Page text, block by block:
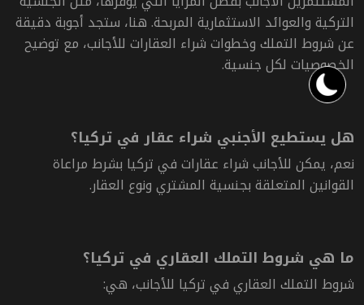
التركية والعوائد الاستثمارية المربحة. هنا، ستجد أجوبة دقيقة
عن شروط التملك وخطوات شراء العقارات للأجانب، مع توضيح
الخصوصيات لكل جنسية.
هل يستطيع الأجنبي شراء عقار في تركيا؟
نعم، يمكن للأجانب شراء عقارات في تركيا بشرط مراعاة
القوانين المتعلقة بجنسية المشتري ونوع العقار.
ما هي شروط التملك العقاري في تركيا؟
شروط التملك العقاري في تركيا للأجانب، هي: